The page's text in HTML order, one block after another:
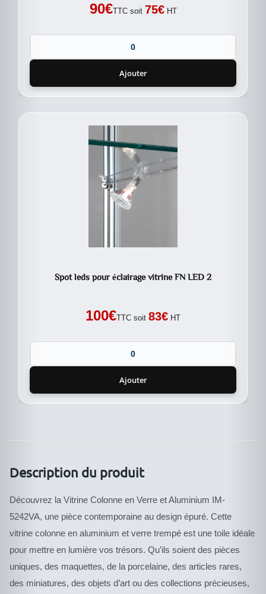
90€TTC soit 75€HT
Ajouter
Spot leds pour éclairage vitrine FN LED 2
100€TTC soit 83€ HT
Ajouter
Description du produit
Découvrez la Vitrine Colonne en Verre et Aluminium IM-
5242VA, une pièce contemporaine au design épuré. Cette
vitrine colonne en aluminium et verre trempé est une toile idéale
pour mettre en lumière vos trésors. Qu’ils soient des pièces
uniques, des maquettes, de la porcelaine, des articles rares,
des miniatures, des objets d’art ou des collections précieuses,